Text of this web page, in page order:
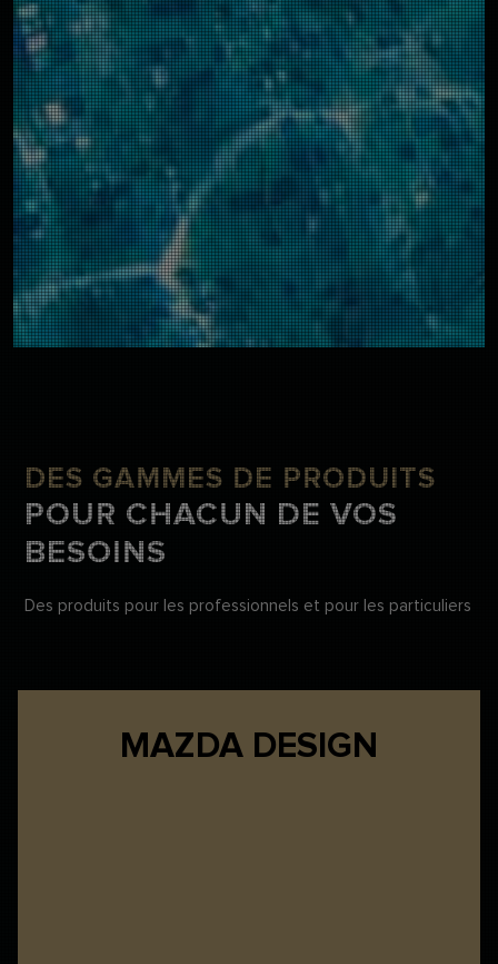
DES GAMMES DE PRODUITS
POUR CHACUN DE VOS
BESOINS
Des produits pour les professionnels et pour les particuliers
MAZDA DESIGN